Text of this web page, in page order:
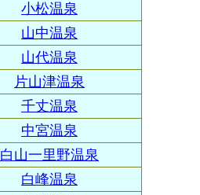
小松温泉
山中温泉
山代温泉
片山津温泉
千丈温泉
中宮温泉
白山一里野温泉
白峰温泉